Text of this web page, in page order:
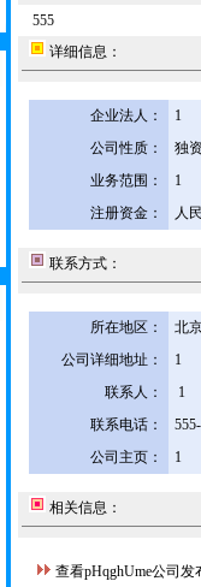
555
详细信息：
企业法人：
1
公司性质：
独
业务范围：
1
注册资金：
人
联系方式：
所在地区：
北
公司详细地址：
1
联系人：
1
联系电话：
公司主页：
1
相关信息：
查看pHqghUme公司发